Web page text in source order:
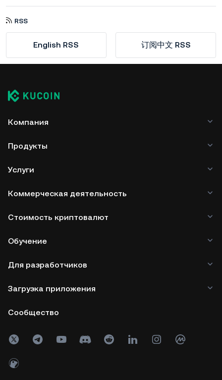
RSS
English RSS 订阅中文 RSS
Компания
Продукты
Услуги
Коммерческая деятельность
Стоимость криптовалют
Обучение
Для разработчиков
Загрузка приложения
Сообщество